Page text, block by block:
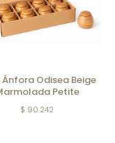
Ánfora Odisea Beige
Petite
$ 90.242